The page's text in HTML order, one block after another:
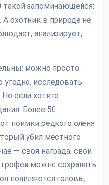
такой запоминающейся:
охотник в природе не
анализирует,
можно просто
угодно, исследовать
если хотите
Более 50
поимки редкого оленя
убил местного
— своя награда, свои
можно сохранять
появляются головы,